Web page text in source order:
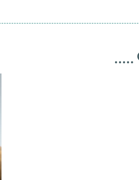
.....